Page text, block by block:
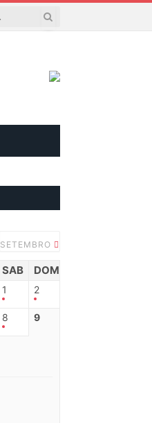
SETEMBRO
SAB DOM
1 2
8 9